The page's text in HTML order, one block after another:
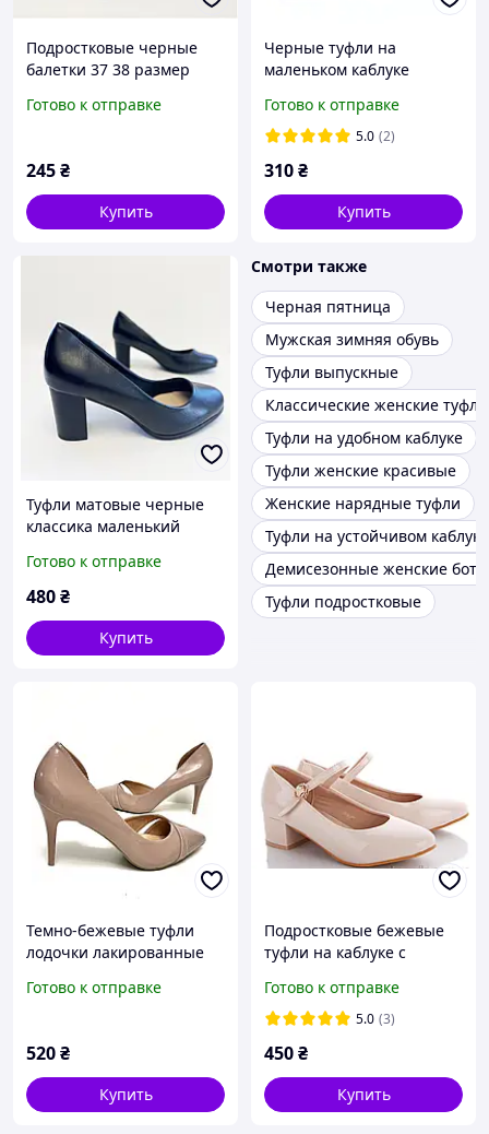
Подростковые черные
балетки 37 38 размер
Готово к отправке
245₴
Купить
Черные туфли на
маленьком каблуке
размер
Готово к отправке
5.0 (2)
310₴
Купить
Туфли матовые черные
классика маленький
Готово к отправке
480₴
Купить
Смотри также
Черная пятница
Мужская зимняя обувь
Туфли выпускные
Классические женские туфли
Туфли на удобном каблуке
Туфли женские красивые
Женские нарядные туфли
Туфли на устойчивом каблуке
Демисезонные женские
Туфли подростковые
Темно-бежевые туфли
лодочки лакированные
Готово к отправке
520₴
Купить
Подростковые бежевые
туфли на каблуке с
Готово к отправке
5.0 (3)
450₴
Купить